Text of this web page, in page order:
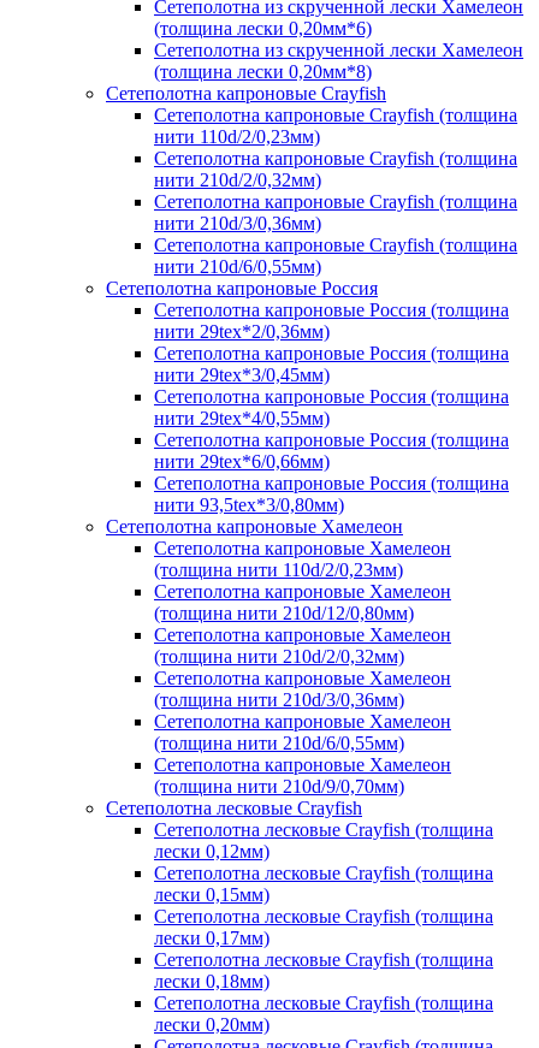
Сетеполотна из скрученной лески Хамелеон
(толщина лески 0,20мм*6)
Сетеполотна из скрученной лески Хамелеон
(толщина лески 0,20мм*8)
Сетеполотна капроновые Crayfish
Сетеполотна капроновые Crayfish (толщина
нити 110d/2/0,23мм)
Сетеполотна капроновые Crayfish (толщина
нити 210d/2/0,32мм)
Сетеполотна капроновые Crayfish (толщина
нити 210d/3/0,36мм)
Сетеполотна капроновые Crayfish (толщина
нити 210d/6/0,55мм)
Сетеполотна капроновые Россия
Сетеполотна капроновые Россия (толщина
нити 29tex*2/0,36мм)
Сетеполотна капроновые Россия (толщина
нити 29tex*3/0,45мм)
Сетеполотна капроновые Россия (толщина
нити 29tex*4/0,55мм)
Сетеполотна капроновые Россия (толщина
нити 29tex*6/0,66мм)
Сетеполотна капроновые Россия (толщина
нити 93,5tex*3/0,80мм)
Сетеполотна капроновые Хамелеон
Сетеполотна капроновые Хамелеон
(толщина нити 110d/2/0,23мм)
Сетеполотна капроновые Хамелеон
(толщина нити 210d/12/0,80мм)
Сетеполотна капроновые Хамелеон
(толщина нити 210d/2/0,32мм)
Сетеполотна капроновые Хамелеон
(толщина нити 210d/3/0,36мм)
Сетеполотна капроновые Хамелеон
(толщина нити 210d/6/0,55мм)
Сетеполотна капроновые Хамелеон
(толщина нити 210d/9/0,70мм)
Сетеполотна лесковые Crayfish
Сетеполотна лесковые Crayfish (толщина
лески 0,12мм)
Сетеполотна лесковые Crayfish (толщина
лески 0,15мм)
Сетеполотна лесковые Crayfish (толщина
лески 0,17мм)
Сетеполотна лесковые Crayfish (толщина
лески 0,18мм)
Сетеполотна лесковые Crayfish (толщина
лески 0,20мм)